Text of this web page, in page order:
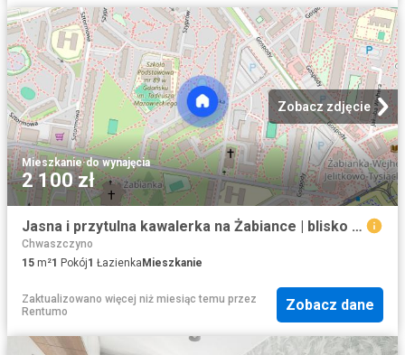
Zobacz zdjęcie
Mieszkanie·do wynajęcia
2 100 zł
Jasna i przytulna kawalerka na Żabiance | blisko SKM i plaży
Chwaszczyno
15 m²1 Pokój1 Łazienka Mieszkanie
Zaktualizowano więcej niż miesiąc temu przez
Rentumo
Zobacz dane